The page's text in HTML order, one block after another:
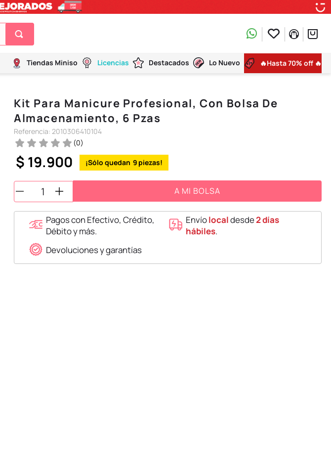
Tiendas Miniso Licencias Destacados Lo Nuevo 🔥Hasta 70% off 🔥
Kit Para Manicure Profesional, Con Bolsa De
Almacenamiento, 6 Pzas
Referencia: 2010306410104
(0)
$ 19.900 9
A MI BOLSA
Pagos con Efectivo, Crédito,
Débito y más.
Envíolocaldesde2 días
hábiles.
Devoluciones y garantías